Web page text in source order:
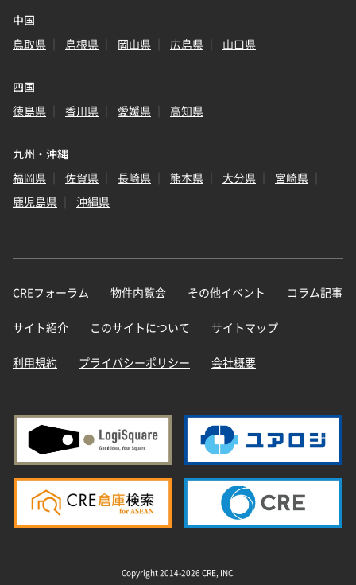
中国
鳥取県
島根県 岡山県 広島県 山口県
四国
徳島県
香川県 愛媛県 高知県
九州・沖縄
福岡県
佐賀県 長崎県 熊本県 大分県
宮崎県
鹿児島県
沖縄県
CREフォーラム 物件内覧会 その他イベント コラム記事
サイト紹介 このサイトについて サイトマップ
利用規約 プライバシーポリシー 会社概要
Copyright 2014-2026 CRE, INC.